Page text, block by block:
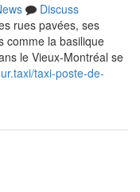
Discuss
rues pavées, ses
comme la basilique
le Vieux-Montréal se
taxi-poste-de-